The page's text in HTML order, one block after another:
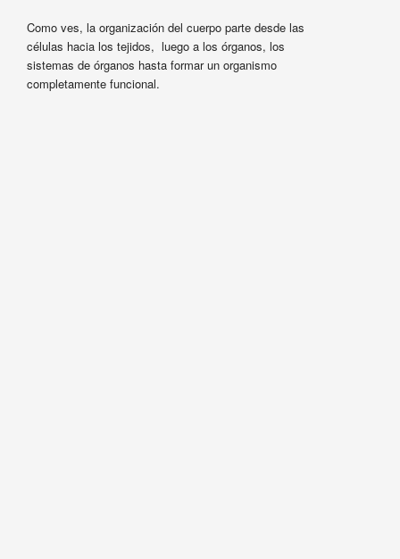
Como ves, la organización del cuerpo parte desde las
células hacia los tejidos, luego a los órganos, los
sistemas de órganos hasta formar un organismo
completamente funcional.